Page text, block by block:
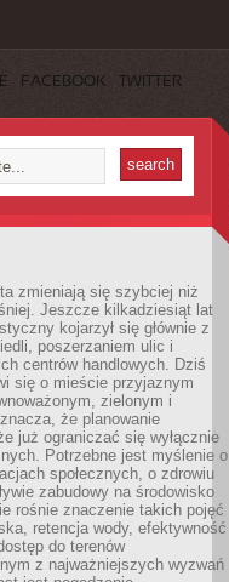
FACEBOOK TWITTER
zmieniają się szybciej niż
Jeszcze kilkadziesiąt lat
kojarzył się głównie z
poszerzaniem ulic i
centrów handlowych. Dziś
się o mieście przyjaznym
zielonym i
że planowanie
już ograniczać się wyłącznie
Potrzebne jest myślenie o
społecznych, o zdrowiu
zabudowy na środowisko
rośnie znaczenie takich pojęć
retencja wody, efektywność
do terenów
z najważniejszych wyzwań